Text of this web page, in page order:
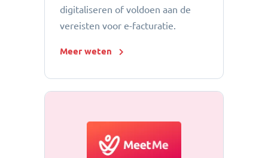
digitaliseren of voldoen aan de
vereisten voor e-facturatie.
Meer weten